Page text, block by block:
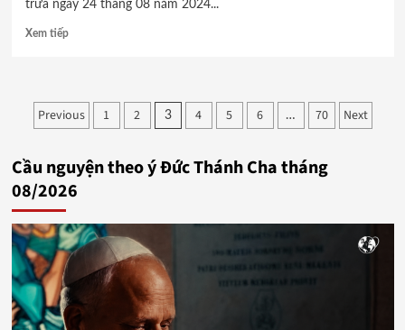
trưa ngày 24 tháng 08 năm 2024...
Xem tiếp
Phân
trang
bài
viết
Previous 1 2 3 4 5 6 … 70 Next
Cầu nguyện theo ý Đức Thánh Cha tháng
08/2026